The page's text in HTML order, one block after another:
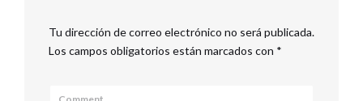
Tu dirección de correo electrónico no será publicada.
Los campos obligatorios están marcados con *